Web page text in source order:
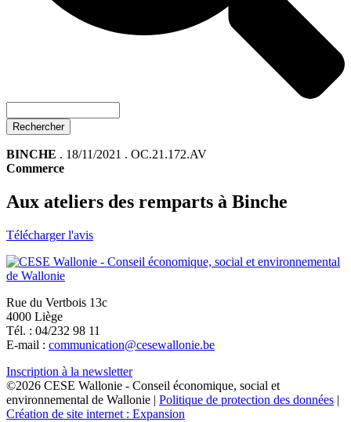
BINCHE . 18/11/2021 . OC.21.172.AV
Commerce
Aux ateliers des remparts à Binche
Télécharger l'avis
Rue du Vertbois 13c
4000 Liège
Tél. : 04/232 98 11
E-mail : communication@cesewallonie.be
Inscription à la newsletter
©2026 CESE Wallonie - Conseil économique, social et
environnemental de Wallonie | Politique de protection des données |
Création de site internet : Expansion